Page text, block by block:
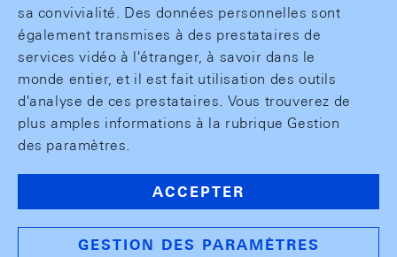
sa convivialité. Des données personnelles sont
également transmises à des prestataires de
services vidéo à l'étranger, à savoir dans le
monde entier, et il est fait utilisation des outils
d'analyse de ces prestataires. Vous trouverez de
plus amples informations à la rubrique Gestion
des paramètres.
ACCEPTER
GESTION DES PARAMÈTRES